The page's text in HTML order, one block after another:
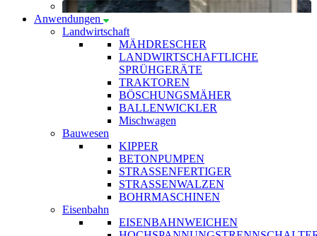
Anwendungen
Landwirtschaft
MÄHDRESCHER
LANDWIRTSCHAFTLICHE
SPRÜHGERÄTE
TRAKTOREN
BÖSCHUNGSMÄHER
BALLENWICKLER
Mischwagen
Bauwesen
KIPPER
BETONPUMPEN
STRASSENFERTIGER
STRASSENWALZEN
BOHRMASCHINEN
Eisenbahn
EISENBAHNWEICHEN